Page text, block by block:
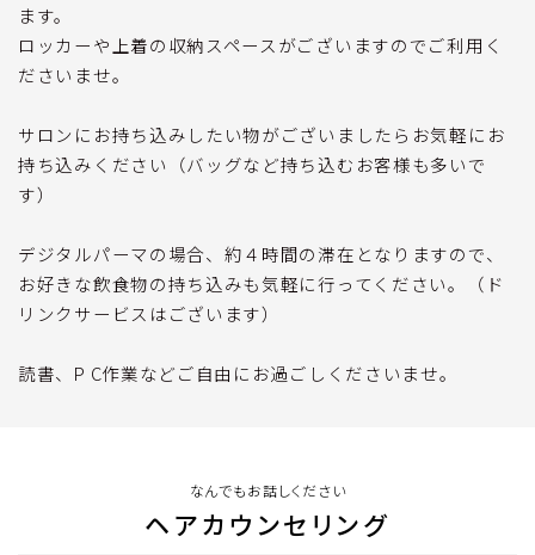
ます。
ロッカーや上着の収納スペースがございますのでご利用く
ださいませ。
サロンにお持ち込みしたい物がございましたらお気軽にお
持ち込みください（バッグなど持ち込むお客様も多いで
す）
デジタルパーマの場合、約４時間の滞在となりますので、
お好きな飲食物の持ち込みも気軽に行ってください。（ド
リンクサービスはございます）
読書、P C作業などご自由にお過ごしくださいませ。
なんでもお話しください
ヘアカウンセリング